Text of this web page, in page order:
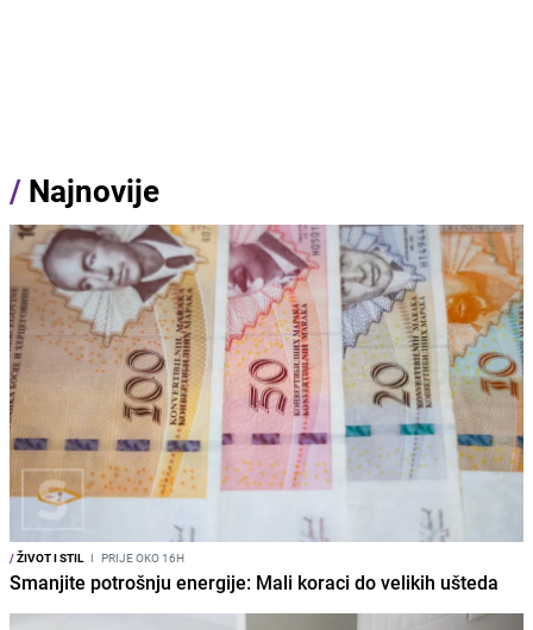
/ Najnovije
/ŽIVOT I STIL I PRIJE OKO 16H
Smanjite potrošnju energije: Mali koraci do velikih ušteda